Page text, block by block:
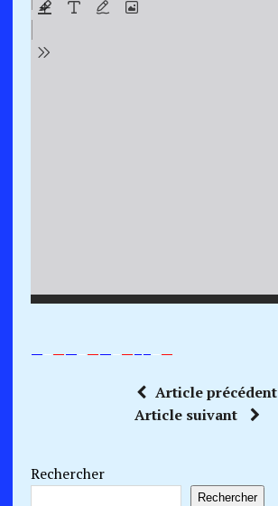
—–——–——–—–––—
Article précédent
Article suivant
Rechercher
Rechercher